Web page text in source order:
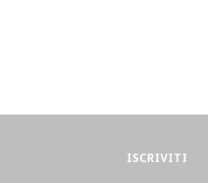
ISCRIVITI